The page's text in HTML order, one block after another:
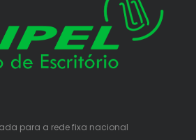
para a rede fixa nacional